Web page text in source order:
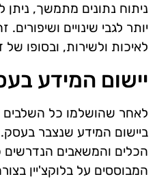
ניתוח נתונים מתמשך,
יותר לגבי שינויים
לאיכות ולשירות, ובסופו
יישום המידע
לאחר שהושלמו כל השלבים
ביישום המידע שנצבר
הכלים והמשאבים הנדרשים
המבוססים על בלוקצ'יין